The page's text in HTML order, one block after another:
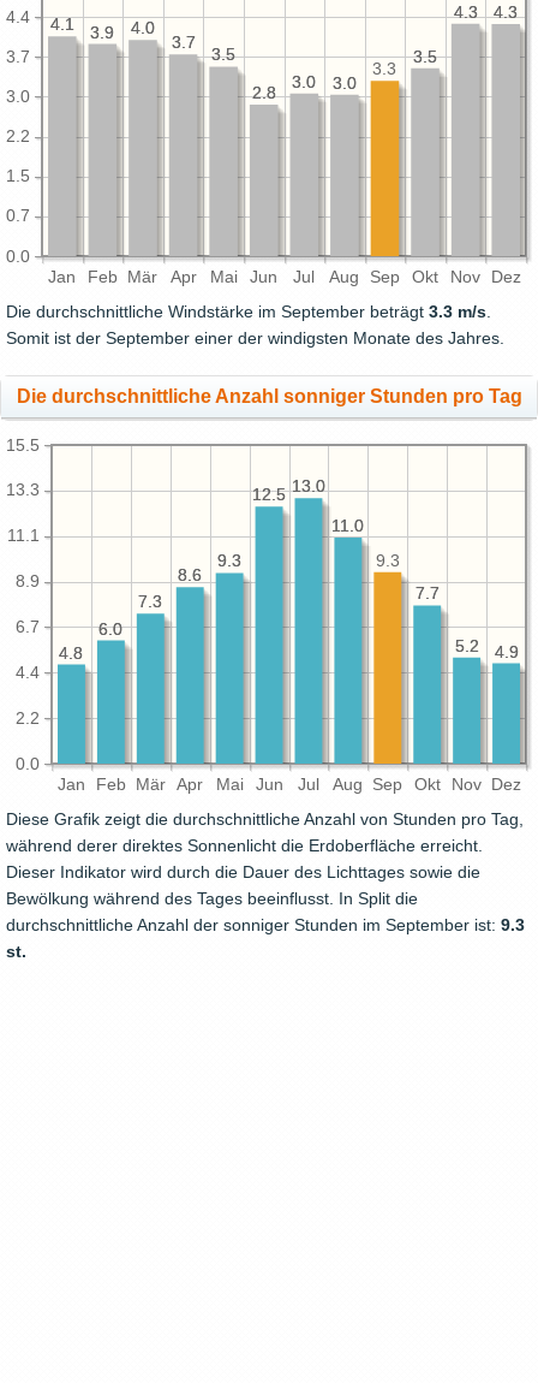
Jan Feb Mär Apr Mai Jun Jul Aug Sep Okt Nov Dez
0.0
0.7
1.5
2.2
3.0
3.7
4.4 4.3
4.3
3.5
3.0
3.0
2.8
3.5
3.7
4.0
3.9
4.1
4.3
4.3
3.5
3.3
3.0
3.0
2.8
3.5
3.7
4.0
3.9
4.1
Die durchschnittliche Windstärke im September beträgt 3.3 m/s
Somit ist der September einer der windigsten Monate des Jahres.
Die durchschnittliche Anzahl sonniger Stunden pro Tag
Jan Feb Mär Apr Mai Jun Jul Aug Sep Okt Nov Dez
0.0
2.2
4.4
6.7
8.9
11.1
13.3
15.5
4.9
5.2
7.7
11.0
13.0
12.5
9.3
8.6
7.3
6.0
4.8
4.9
5.2
7.7
9.3
11.0
13.0
12.5
9.3
8.6
7.3
6.0
4.8
Diese Grafik zeigt die durchschnittliche Anzahl von Stunden pro Tag,
während derer direktes Sonnenlicht die Erdoberfläche erreicht.
Dieser Indikator wird durch die Dauer des Lichttages sowie die
Bewölkung während des Tages beeinflusst. In Split die
durchschnittliche Anzahl der sonniger Stunden im September ist: 9.3
st.